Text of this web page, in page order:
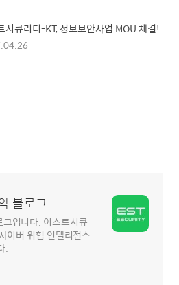
시큐리티-KT, 정보보안사업 MOU 체결!
블로그
입니다. 이스트시큐
이버 위협 인텔리전스
.